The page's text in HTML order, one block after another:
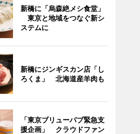
新橋に「烏森絶メシ食堂」
東京と地域をつなぐ新シ
ステムに
新橋にジンギスカン店「し
ろくま」 北海道産羊肉も
「東京ブリューパブ緊急支
援企画」 クラウドファン